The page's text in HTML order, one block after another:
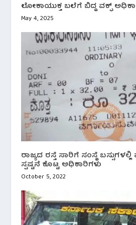
ಲೋಕಾಯುಕ್ತ ಬಲೆಗೆ ಬಿದ್ದ ವಕ್ಫ್
May 4, 2025
ರಾಜ್ಯದ ರಸ್ತೆ ಸಾರಿಗೆ ಸಂಸ್ಥೆ
ಸ್ಪಷ್ಟನೆ ಕೊಟ್ಟ ಅಧಿಕಾರಿಗಳು
October 5, 2022